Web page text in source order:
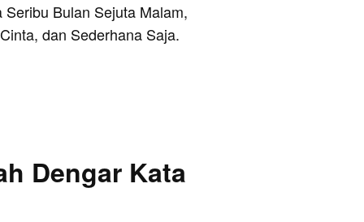
Bulan Sejuta Malam,
dan Sederhana Saja.
Dengar Kata